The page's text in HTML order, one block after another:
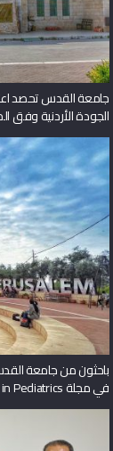
جامعة القدس تحصد
الجودة الأردنية وفق
باحثون من جامعة
في مجلة Frontiers in Pediatrics